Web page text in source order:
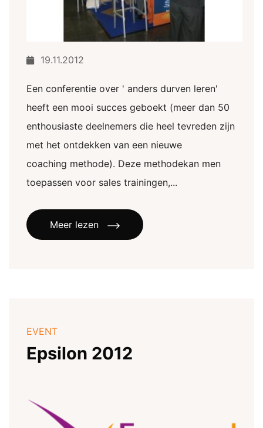
19.11.2012
Een conferentie over ' anders durven leren'
heeft een mooi succes geboekt (meer dan 50
enthousiaste deelnemers die heel tevreden zijn
met het ontdekken van een nieuwe
coaching methode). Deze methodekan men
toepassen voor sales trainingen,...
Meer lezen
EVENT
Epsilon 2012